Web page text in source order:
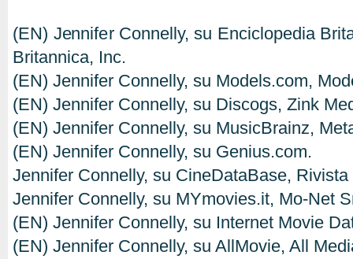
(EN) Jennifer Connelly, su Enciclopedia
Britannica, Inc.
(EN) Jennifer Connelly, su Models.com,
(EN) Jennifer Connelly, su Discogs, Zink
(EN) Jennifer Connelly, su MusicBrainz,
(EN) Jennifer Connelly, su Genius.com.
Jennifer Connelly, su CineDataBase,
Jennifer Connelly, su MYmovies.it, Mo-Net
(EN) Jennifer Connelly, su Internet Movie
(EN) Jennifer Connelly, su AllMovie, All